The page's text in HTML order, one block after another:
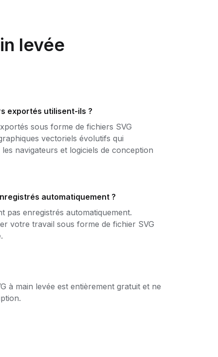
levée
exportés utilisent-ils ?
sous forme de fichiers SVG
vectoriels évolutifs qui
navigateurs et logiciels de conception
automatiquement ?
pas enregistrés automatiquement.
votre travail sous forme de fichier SVG
à main levée est entièrement gratuit et ne